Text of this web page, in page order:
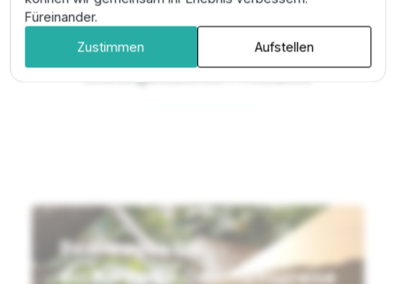
Meistgesuchte Produkte
Beantragen Sie
ein Konto für Geschäftspreise
Füreinander.
Zustimmen
Aufstellen